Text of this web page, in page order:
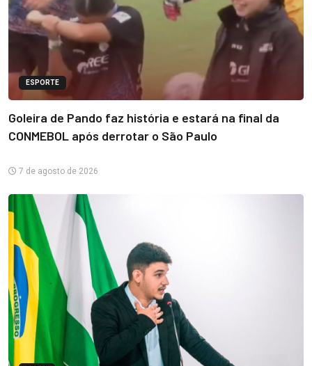
ESPORTE
Goleira de Pando faz história e estará na final da
CONMEBOL após derrotar o São Paulo
7 de agosto de 2026